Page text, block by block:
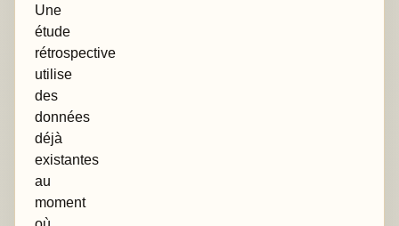
Une
étude
rétrospective
utilise
des
données
déjà
existantes
au
moment